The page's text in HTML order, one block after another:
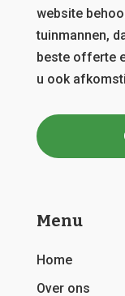
website
tuinmannen,
beste offerte
u ook
Menu
Home
Over ons